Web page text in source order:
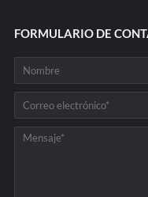
FORMULARIO DE